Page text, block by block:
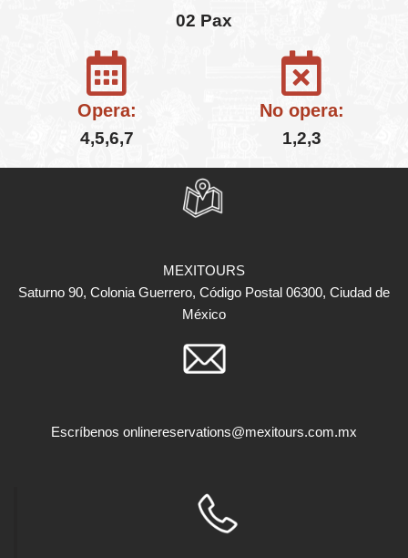
02 Pax
Opera:
4,5,6,7
No opera:
1,2,3
MEXITOURS
Saturno 90, Colonia Guerrero, Código Postal 06300, Ciudad de
México
Escríbenos onlinereservations@mexitours.com.mx